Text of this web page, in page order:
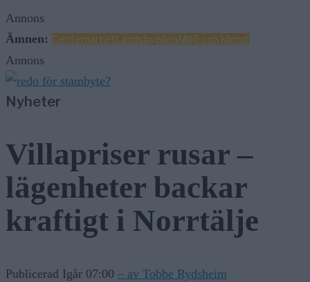
Annons
Ämnen: CenterpartietLandsbygdenMiljö och klimat
Annons
Nyheter
Villapriser rusar –
lägenheter backar
kraftigt i Norrtälje
Publicerad Igår 07:00 – av Tobbe Rydsheim